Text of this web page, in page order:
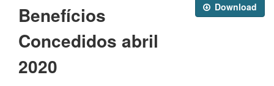
Download
Benefícios
Concedidos abril
2020